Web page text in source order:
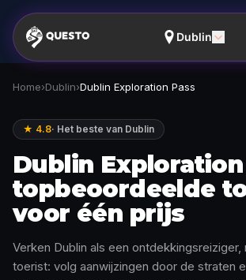
Dublin
Home›Dublin›Dublin Exploration Pass
★ 4.8· Het beste van Dublin
Dublin
topbeoordeelde
voor één prijs
Verken Dublin als een ontdekkingsreiziger,
toerist: volg aanwijzingen door de straten